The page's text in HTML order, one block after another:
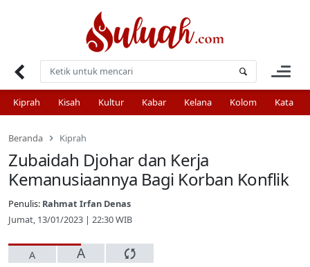
Kiprah Kisah Kultur Kabar Kelana Kolom Kata
Beranda Kiprah
Zubaidah Djohar dan Kerja
Kemanusiaannya Bagi Korban Konflik
Penulis: Rahmat Irfan Denas
Jumat, 13/01/2023 | 22:30 WIB
A A